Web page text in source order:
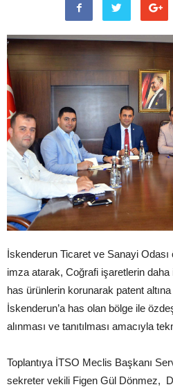
İskenderun Ticaret ve Sanayi Odası
imza atarak, Coğrafi işaretlerin daha
has ürünlerin korunarak patent altına
İskenderun’a has olan bölge ile
alınması ve tanıtılması amacıyla
Toplantıya İTSO Meclis Başkanı
sekreter vekili Figen Gül Dönmez,